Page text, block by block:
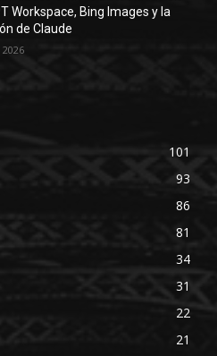
Workspace, Bing Images y la
de Claude
101
93
86
81
34
31
22
21